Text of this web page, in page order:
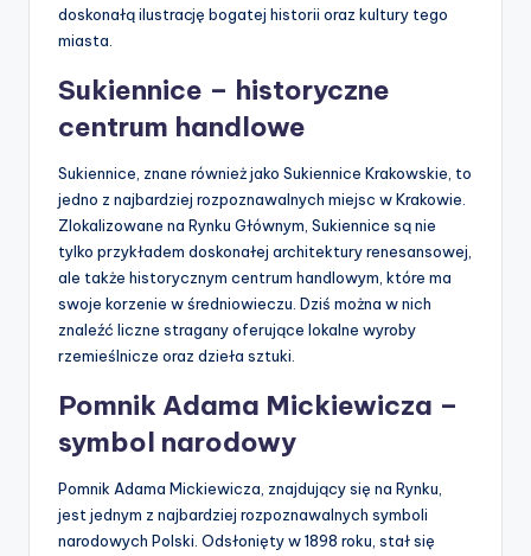
doskonałą ilustrację bogatej historii oraz kultury tego
miasta.
Sukiennice – historyczne
centrum handlowe
Sukiennice, znane również jako Sukiennice Krakowskie, to
jedno z najbardziej rozpoznawalnych miejsc w Krakowie.
Zlokalizowane na Rynku Głównym, Sukiennice są nie
tylko przykładem doskonałej architektury renesansowej,
ale także historycznym centrum handlowym, które ma
swoje korzenie w średniowieczu. Dziś można w nich
znaleźć liczne stragany oferujące lokalne wyroby
rzemieślnicze oraz dzieła sztuki.
Pomnik Adama Mickiewicza –
symbol narodowy
Pomnik Adama Mickiewicza, znajdujący się na Rynku,
jest jednym z najbardziej rozpoznawalnych symboli
narodowych Polski. Odsłonięty w 1898 roku, stał się